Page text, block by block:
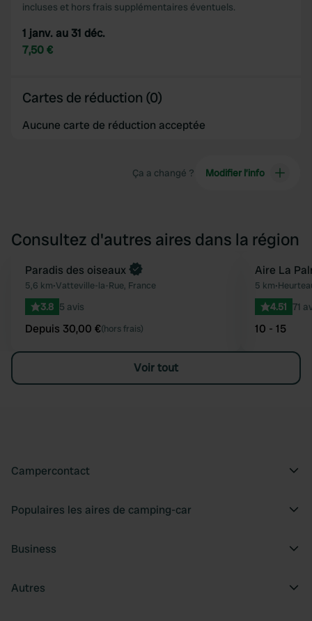
incluses et hors frais supplémentaires éventuels.
1 janv. au 31 déc.
7,50 €
Cartes de réduction (0)
Aucune carte de réduction acceptée
Ça a changé ? Modifier l’info
Consultez d'autres aires dans la région
Préféré
Reserve maintenant
Paradis des oiseaux
5,6 km•Vatteville-la-Rue, France
3.8 5 avis
Depuis 30,00 €(hors frais)
Aire La
5 km•
4.51 71
10 - 15
Voir tout
Campercontact
Populaires les aires de camping-car
Business
Autres